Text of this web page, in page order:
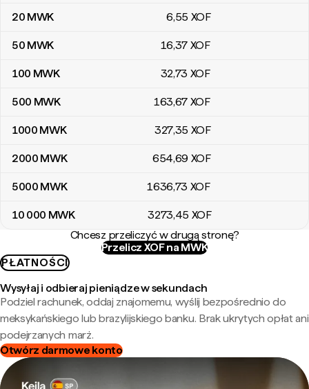
20 MWK 6,55 XOF
50 MWK 16,37 XOF
100 MWK 32,73 XOF
500 MWK 163,67 XOF
1000 MWK 327,35 XOF
2000 MWK 654,69 XOF
5000 MWK 1636,73 XOF
10 000 MWK 3273,45 XOF
Chcesz przeliczyć w drugą stronę?
Przelicz XOF na MWK
PŁATNOŚCI
Wysyłaj i odbieraj pieniądze w sekundach
Podziel rachunek, oddaj znajomemu, wyślij bezpośrednio do
meksykańskiego lub brazylijskiego banku. Brak ukrytych opłat ani
podejrzanych marż.
Otwórz darmowe konto